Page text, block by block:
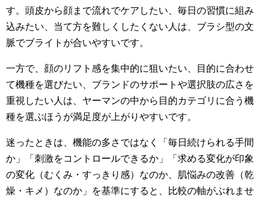
す。頭皮から顔まで流れでケアしたい、毎日の習慣に組み
込みたい、当て方を難しくしたくない人は、ブラシ型の文
脈でブライトが合いやすいです。
一方で、顔のリフト感を集中的に狙いたい、目的に合わせ
て機種を選びたい、ブランドのサポートや選択肢の広さを
重視したい人は、ヤーマンの中から目的カテゴリに合う機
種を選ぶほうが満足度が上がりやすいです。
迷ったときは、機能の多さではなく「毎日続けられる手間
か」「刺激をコントロールできるか」「求める変化が印象
の変化（むくみ・すっきり感）なのか、肌悩みの改善（乾
燥・キメ）なのか」を基準にすると、比較の軸がぶれませ